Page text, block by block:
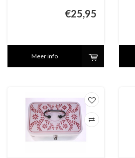
€25,95
Meer info